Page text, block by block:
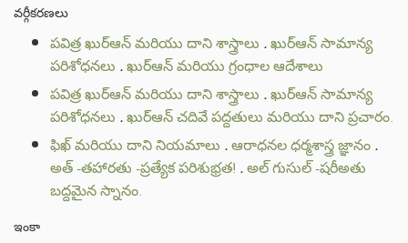
వర్గీకరణలు
పవిత్ర ఖుర్ఆన్ మరియు దాని శాస్త్రాలు .ఖుర్ఆన్ సామాన్య
పరిశోధనలు .ఖుర్ఆన్ మరియు గ్రంధాల ఆదేశాలు
పవిత్ర ఖుర్ఆన్ మరియు దాని శాస్త్రాలు .ఖుర్ఆన్ సామాన్య
పరిశోధనలు .ఖుర్ఆన్ చదివే పద్దతులు మరియు దాని ప్రచారం.
ఫిఖ్ మరియు దాని నియమాలు .ఆరాధనల ధర్మశాస్త్ర జ్ఞానం.
అత్ -తహారతు -ప్రత్యేక పరిశుభ్రత! .అల్ గుసుల్ -షరీఅతు
బద్దమైన స్నానం.
ఇంకా